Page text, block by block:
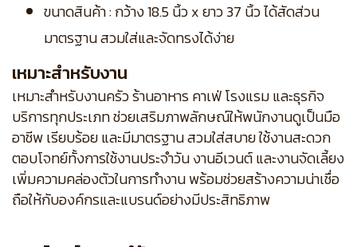
ขนาดสินค้า : กว้าง 18.5 นิ้ว x ยาว 37 นิ้ว ได้สัดส่วน
มาตรฐาน สวมใส่และจัดทรงได้ง่าย
เหมาะสำหรับงาน
เหมาะสำหรับงานครัว ร้านอาหาร คาเฟ่ โรงแรม และธุรกิจ
บริการทุกประเภท ช่วยเสริมภาพลักษณ์ให้พนักงานดูเป็นมือ
อาชีพ เรียบร้อย และมีมาตรฐาน สวมใส่สบาย ใช้งานสะดวก
ตอบโจทย์ทั้งการใช้งานประจำวัน งานอีเวนต์ และงานจัดเลี้ยง
เพิ่มความคล่องตัวในการทำงาน พร้อมช่วยสร้างความน่าเชื่อ
ถือให้กับองค์กรและแบรนด์อย่างมีประสิทธิภาพ